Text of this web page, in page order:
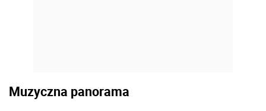
Muzyczna panorama